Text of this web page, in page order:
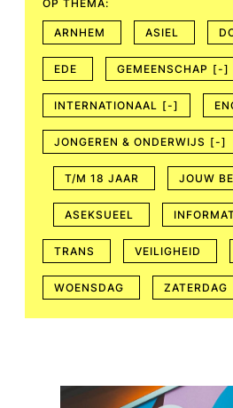
OP THEMA:
ARNHEM ASIEL
EDE GEMEENSCHAP [-]
INTERNATIONAAL [-]
JONGEREN & ONDERWIJS [-]
T/M 18 JAAR JOUW
ASEKSUEEL
TRANS VEILIGHEID
WOENSDAG ZATERDAG